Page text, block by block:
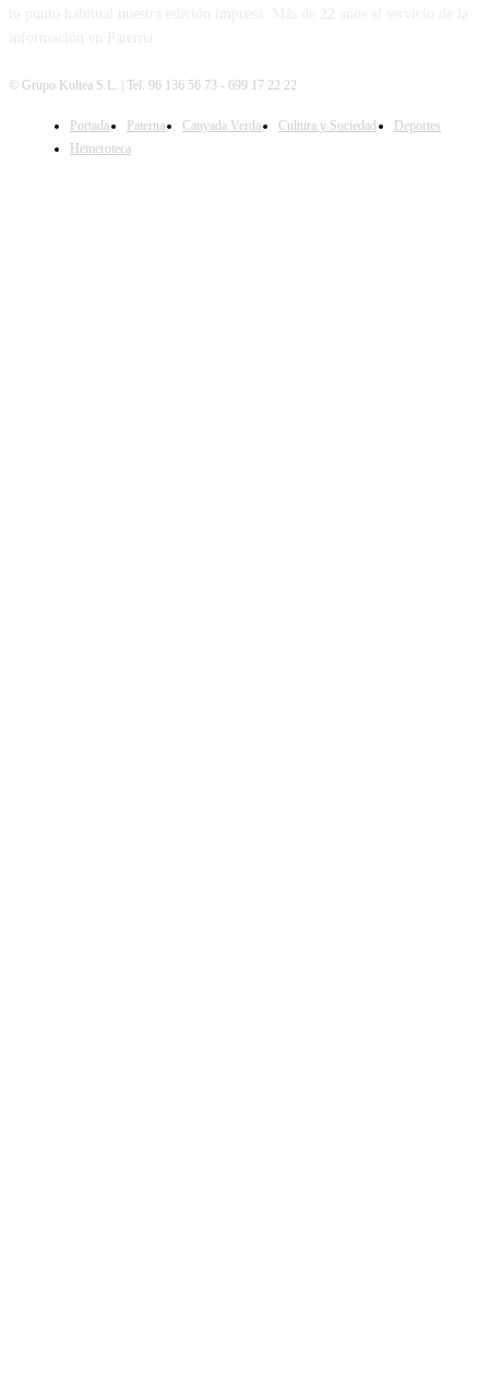
SÍGUENOS
© Grupo Kultea S.L. | Tel. 96 136 56 73 - 699 17 22 22
Portada Paterna Canyada Verda Cultura y Sociedad
Deportes
Hemeroteca